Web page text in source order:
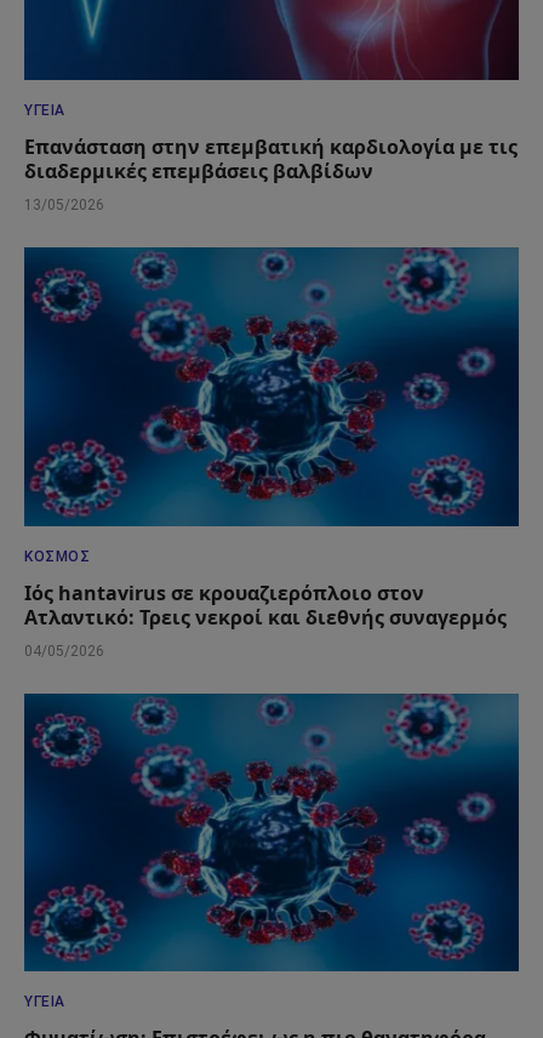
ΥΓΕΊΑ
Επανάσταση στην επεμβατική καρδιολογία με τις
διαδερμικές επεμβάσεις βαλβίδων
13/05/2026
ΚΌΣΜΟΣ
Ιός hantavirus σε κρουαζιερόπλοιο στον
Ατλαντικό: Τρεις νεκροί και διεθνής συναγερμός
04/05/2026
ΥΓΕΊΑ